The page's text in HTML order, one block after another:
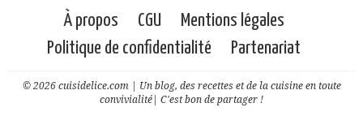
À propos CGU
Mentions légales
Politique de confidentialité
Partenariat
© 2026 cuisidelice.com | Un blog, des recettes et de la cuisine en toute
convivialité| C'est bon de partager !